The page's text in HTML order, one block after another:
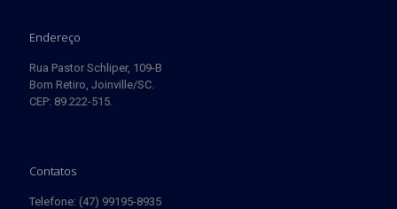
Endereço
Rua Pastor Schliper, 109-B
Bom Retiro, Joinville/SC.
CEP: 89.222-515.
Contatos
Telefone: (47) 99195-8935